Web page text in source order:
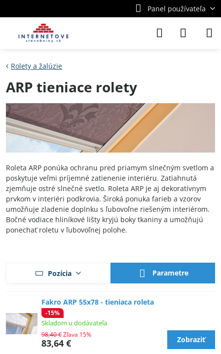
Panel používateľa
Rolety a žalúzie
ARP tieniace rolety
Roleta ARP ponúka ochranu pred priamym slnečným svetlom a
poskytuje veľmi príjemné zatienenie interiéru. Zatiahnutá
zjemňuje ostré slnečné svetlo. Roleta ARP je aj dekoratívnym
prvkom v interiéri podkrovia. Široká ponuka farieb a vzorov
umožňuje zladenie doplnku s ľubovoľne riešeným interiérom.
Bočné vodiace hliníkové lišty kryjú boky tkaniny a umožňujú
ponechať roletu v ľubovoľnej polohe.
Pozícia Parametre
Fakro ARP 55x78 - tieniaca roleta
-15%
Skladom u dodávateľa
83,64 €
98,40 €Zľava 15%
Zobraziť